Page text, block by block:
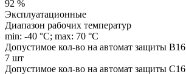
92 %
Эксплуатационные
Диапазон рабочих температур
min: -40 °C; max: 70 °C
Допустимое кол-во на автомат защиты B16
7 шт
Допустимое кол-во на автомат защиты C16